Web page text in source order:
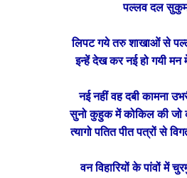
पल्लव दल
लिपट गये तरु शाखाओं से
इन्हें देख कर नई हो गयी मन
नई नहीं वह दबी कामना
सुनो कुहुक में कोकिल की
त्यागो पतित पीत पत्रों से
वन विहारियों के पांवों में